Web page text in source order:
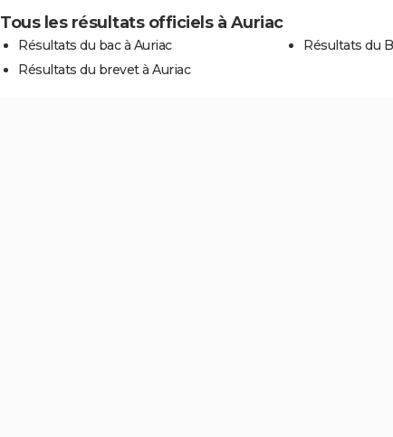
Tous les résultats officiels à Auriac
Résultats du bac à Auriac
Résultats du brevet à Auriac
Résultats du